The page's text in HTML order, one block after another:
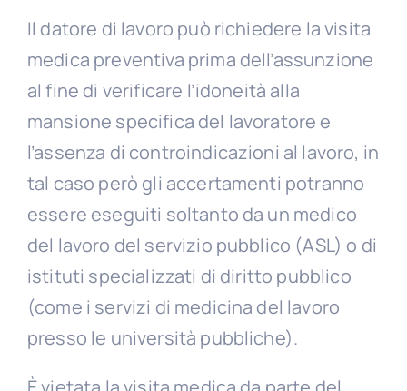
Il datore di lavoro può richiedere la visita
medica preventiva prima dell’assunzione
al fine di verificare l’idoneità alla
mansione specifica del lavoratore e
l’assenza di controindicazioni al lavoro, in
tal caso però gli accertamenti potranno
essere eseguiti soltanto da un medico
del lavoro del servizio pubblico (ASL) o di
istituti specializzati di diritto pubblico
(come i servizi di medicina del lavoro
presso le università pubbliche).